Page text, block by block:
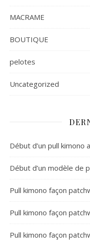
MACRAME
BOUTIQUE
pelotes
Uncategorized
Début d’un pull kimono
Début d’un modèle de
Pull kimono façon
Pull kimono façon
Pull kimono façon